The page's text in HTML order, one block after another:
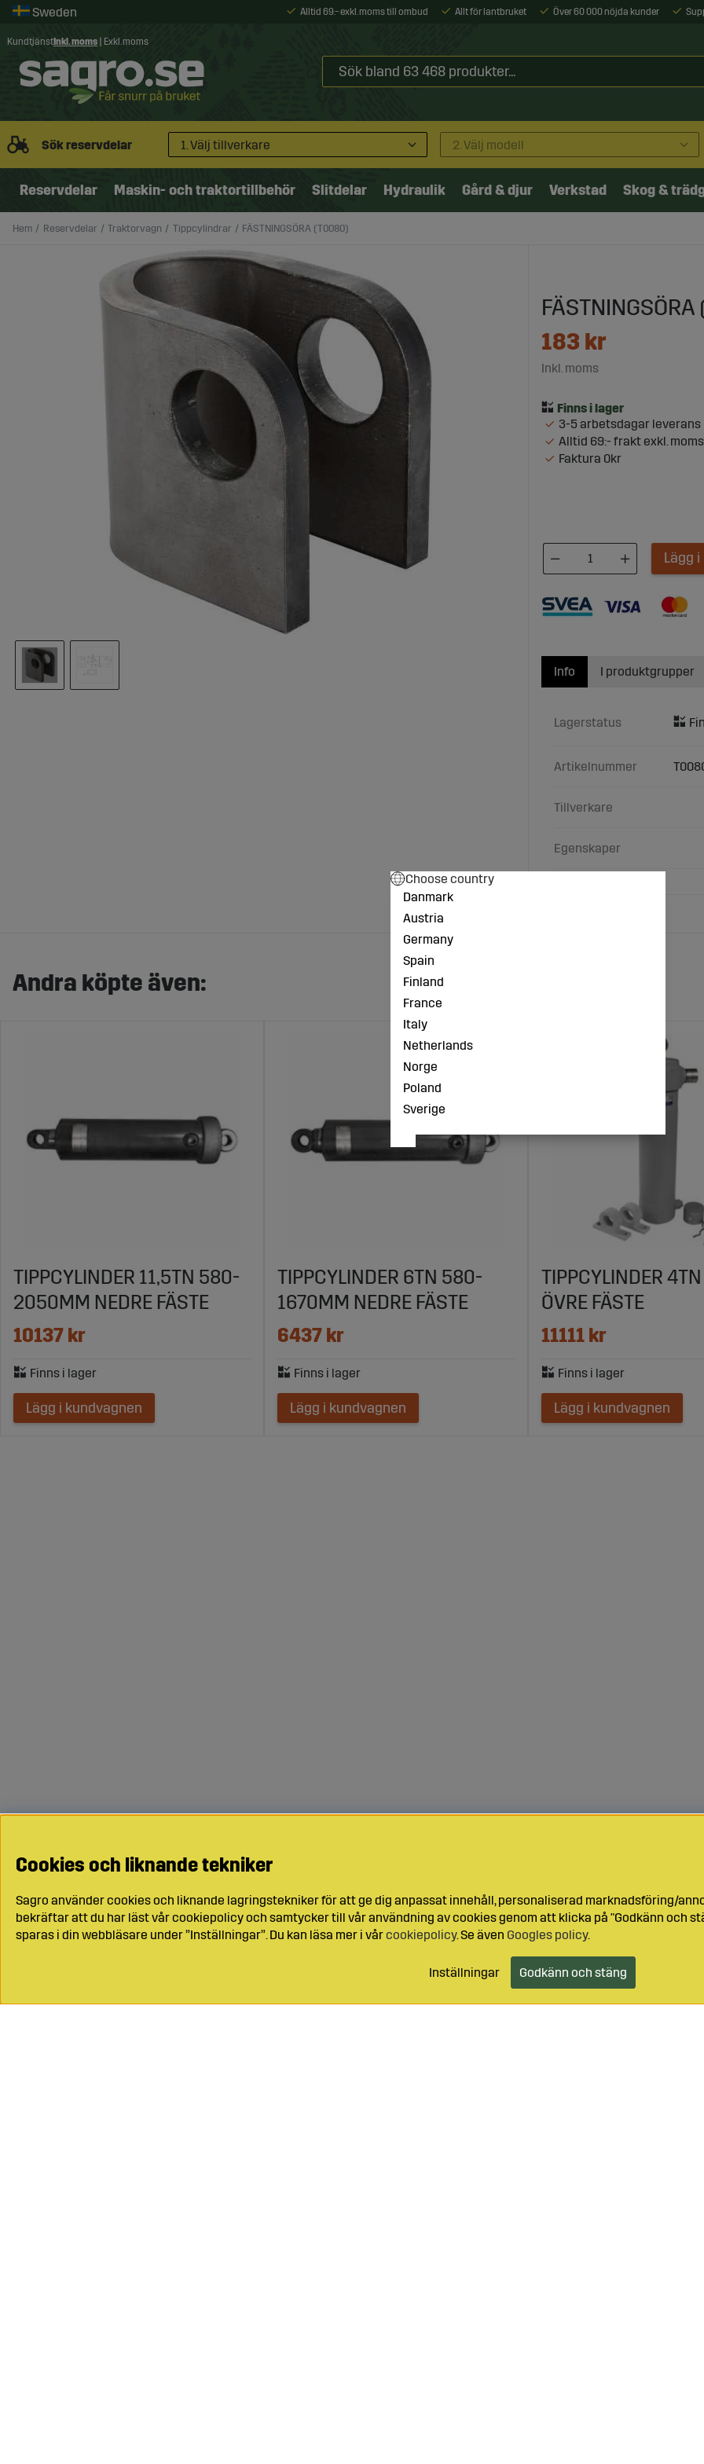
Alltid 69:- exkl. moms till ombud Allt för lantbruket Över 60 000 nöjda kunder
Kundtjänst Inkl. moms Exkl. moms
Sök reservdelar 1. Välj tillverkare 2. Välj modell
Reservdelar Maskin- och traktortillbehör Slitdelar Hydraulik Gård & djur Verkstad Skog &
Hem Reservdelar Traktorvagn Tippcylindrar FÄSTNINGSÖRA (T0080)
183 kr
Inkl. moms
3-5 arbetsdagar leverans
Alltid 69:- frakt exkl. moms
Faktura 0kr
Lägg
Info
Lagerstatus
Artikelnummer
Tillverkare
Egenskaper
I produktgrupper
Andra köpte även:
TIPPCYLINDER 11,5TN 580-
2050MM NEDRE FÄSTE
10137 kr
Lägg i kundvagnen
TIPPCYLINDER 6TN 580-
1670MM NEDRE FÄSTE
6437 kr
Lägg i kundvagnen
TIPPCYLINDER
ÖVRE FÄSTE
11111 kr
Lägg i kundvagnen
Cookies och liknande tekniker
Sagro använder cookies och liknande lagringstekniker för att ge dig anpassat innehåll, personaliserad marknadsföring/
bekräftar att du har läst vår cookiepolicy och samtycker till vår användning av cookies genom att klicka på "Godkänn och
sparas i din webbläsare under ”Inställningar”. Du kan läsa mer i vårcookiepolicy. Se även Googles policy.
Inställningar Godkänn och stäng
Choose country
Danmark
Austria
Germany
Spain
Finland
France
Italy
Netherlands
Norge
Poland
Sverige